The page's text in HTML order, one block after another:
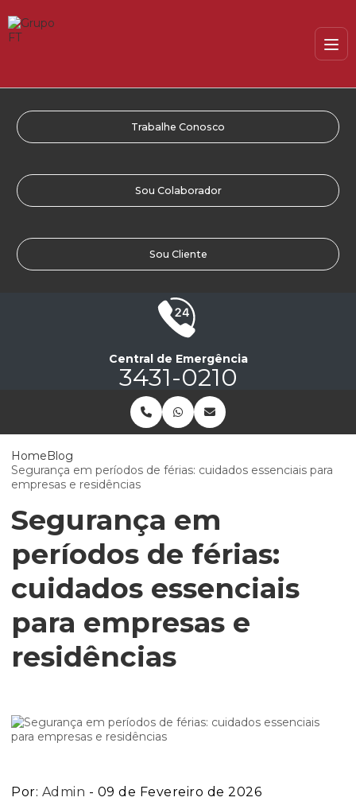
Trabalhe Conosco
Sou Colaborador
Sou Cliente
Central de Emergência
3431-0210
HomeBlog
Segurança em períodos de férias: cuidados essenciais para
empresas e residências
Segurança em
períodos de férias:
cuidados essenciais
para empresas e
residências
Por: Admin - 09 de Fevereiro de 2026